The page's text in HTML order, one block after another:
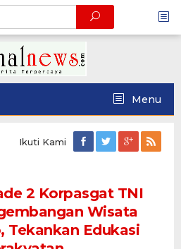
Menu
Ikuti Kami
2 Korpasgat TNI
Wisata
Tekankan Edukasi